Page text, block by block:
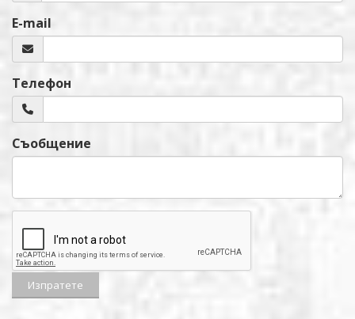
E-mail
Телефон
Съобщение